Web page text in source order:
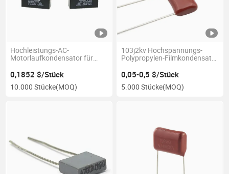
Hochleistungs-AC-
Motorlaufkondensator für
0,1852 $/Stück
10.000 Stücke(MOQ)
103j2kv Hochspannungs-
Polypropylen-Filmkondensator
0,05-0,5 $/Stück
5.000 Stücke(MOQ)